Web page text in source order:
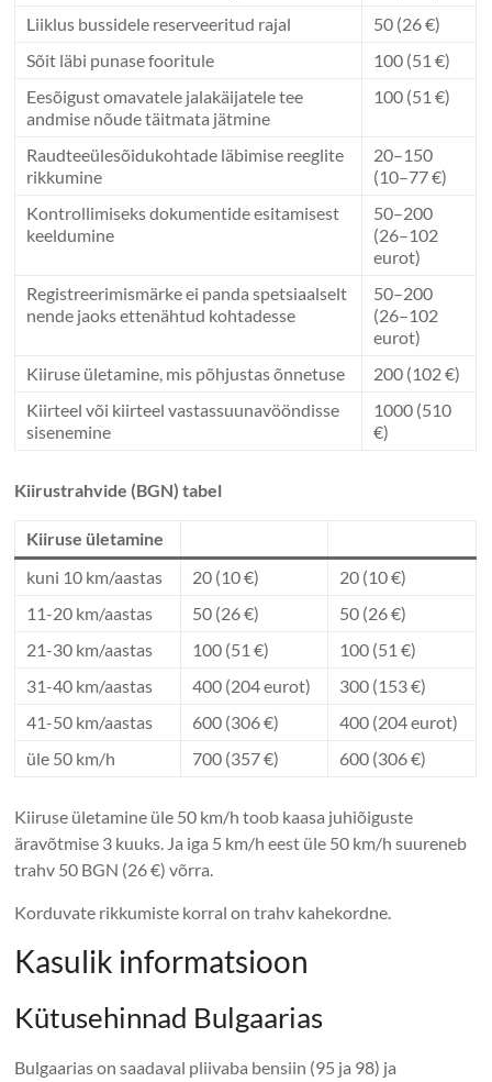
Liiklus bussidele reserveeritud rajal
50 (26 €)
Sõit läbi punase fooritule
100 (51 €)
Eesõigust omavatele jalakäijatele tee
andmise nõude täitmata jätmine
100 (51 €)
Raudteeülesõidukohtade läbimise reeglite
rikkumine
20–150
(10–77 €)
Kontrollimiseks dokumentide esitamisest
keeldumine
50–200
(26–102
eurot)
Registreerimismärke ei panda spetsiaalselt
nende jaoks ettenähtud kohtadesse
50–200
(26–102
eurot)
Kiiruse ületamine, mis põhjustas õnnetuse
200 (102 €)
Kiirteel või kiirteel vastassuunavööndisse
sisenemine
1000 (510
€)
Kiirustrahvide (BGN) tabel
Kiiruse ületamine
kuni 10 km/aastas
20 (10 €)
20 (10 €)
11-20 km/aastas
50 (26 €)
50 (26 €)
21-30 km/aastas
100 (51 €)
100 (51 €)
31-40 km/aastas
400 (204 eurot)
300 (153 €)
41-50 km/aastas
600 (306 €)
400 (204 eurot)
üle 50 km/h
700 (357 €) 600 (306 €)
Kiiruse ületamine üle 50 km/h toob kaasa juhiõiguste
äravõtmise 3 kuuks. Ja iga 5 km/h eest üle 50 km/h suureneb
trahv 50 BGN (26 €) võrra.
Korduvate rikkumiste korral on trahv kahekordne.
Kasulik informatsioon
Kütusehinnad Bulgaarias
Bulgaarias on saadaval pliivaba bensiin (95 ja 98) ja